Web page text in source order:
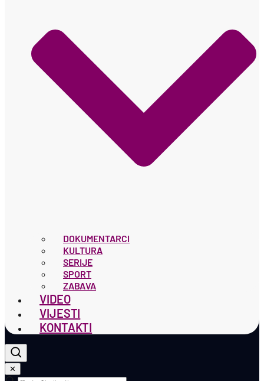
DOKUMENTARCI
KULTURA
SERIJE
SPORT
ZABAVA
VIDEO
VIJESTI
KONTAKTI
✕